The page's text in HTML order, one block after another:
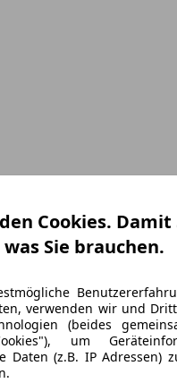
Cookies.
was Sie brauchen.
verwenden wir und
(beides
um
Daten (z.B. IP Adressen)